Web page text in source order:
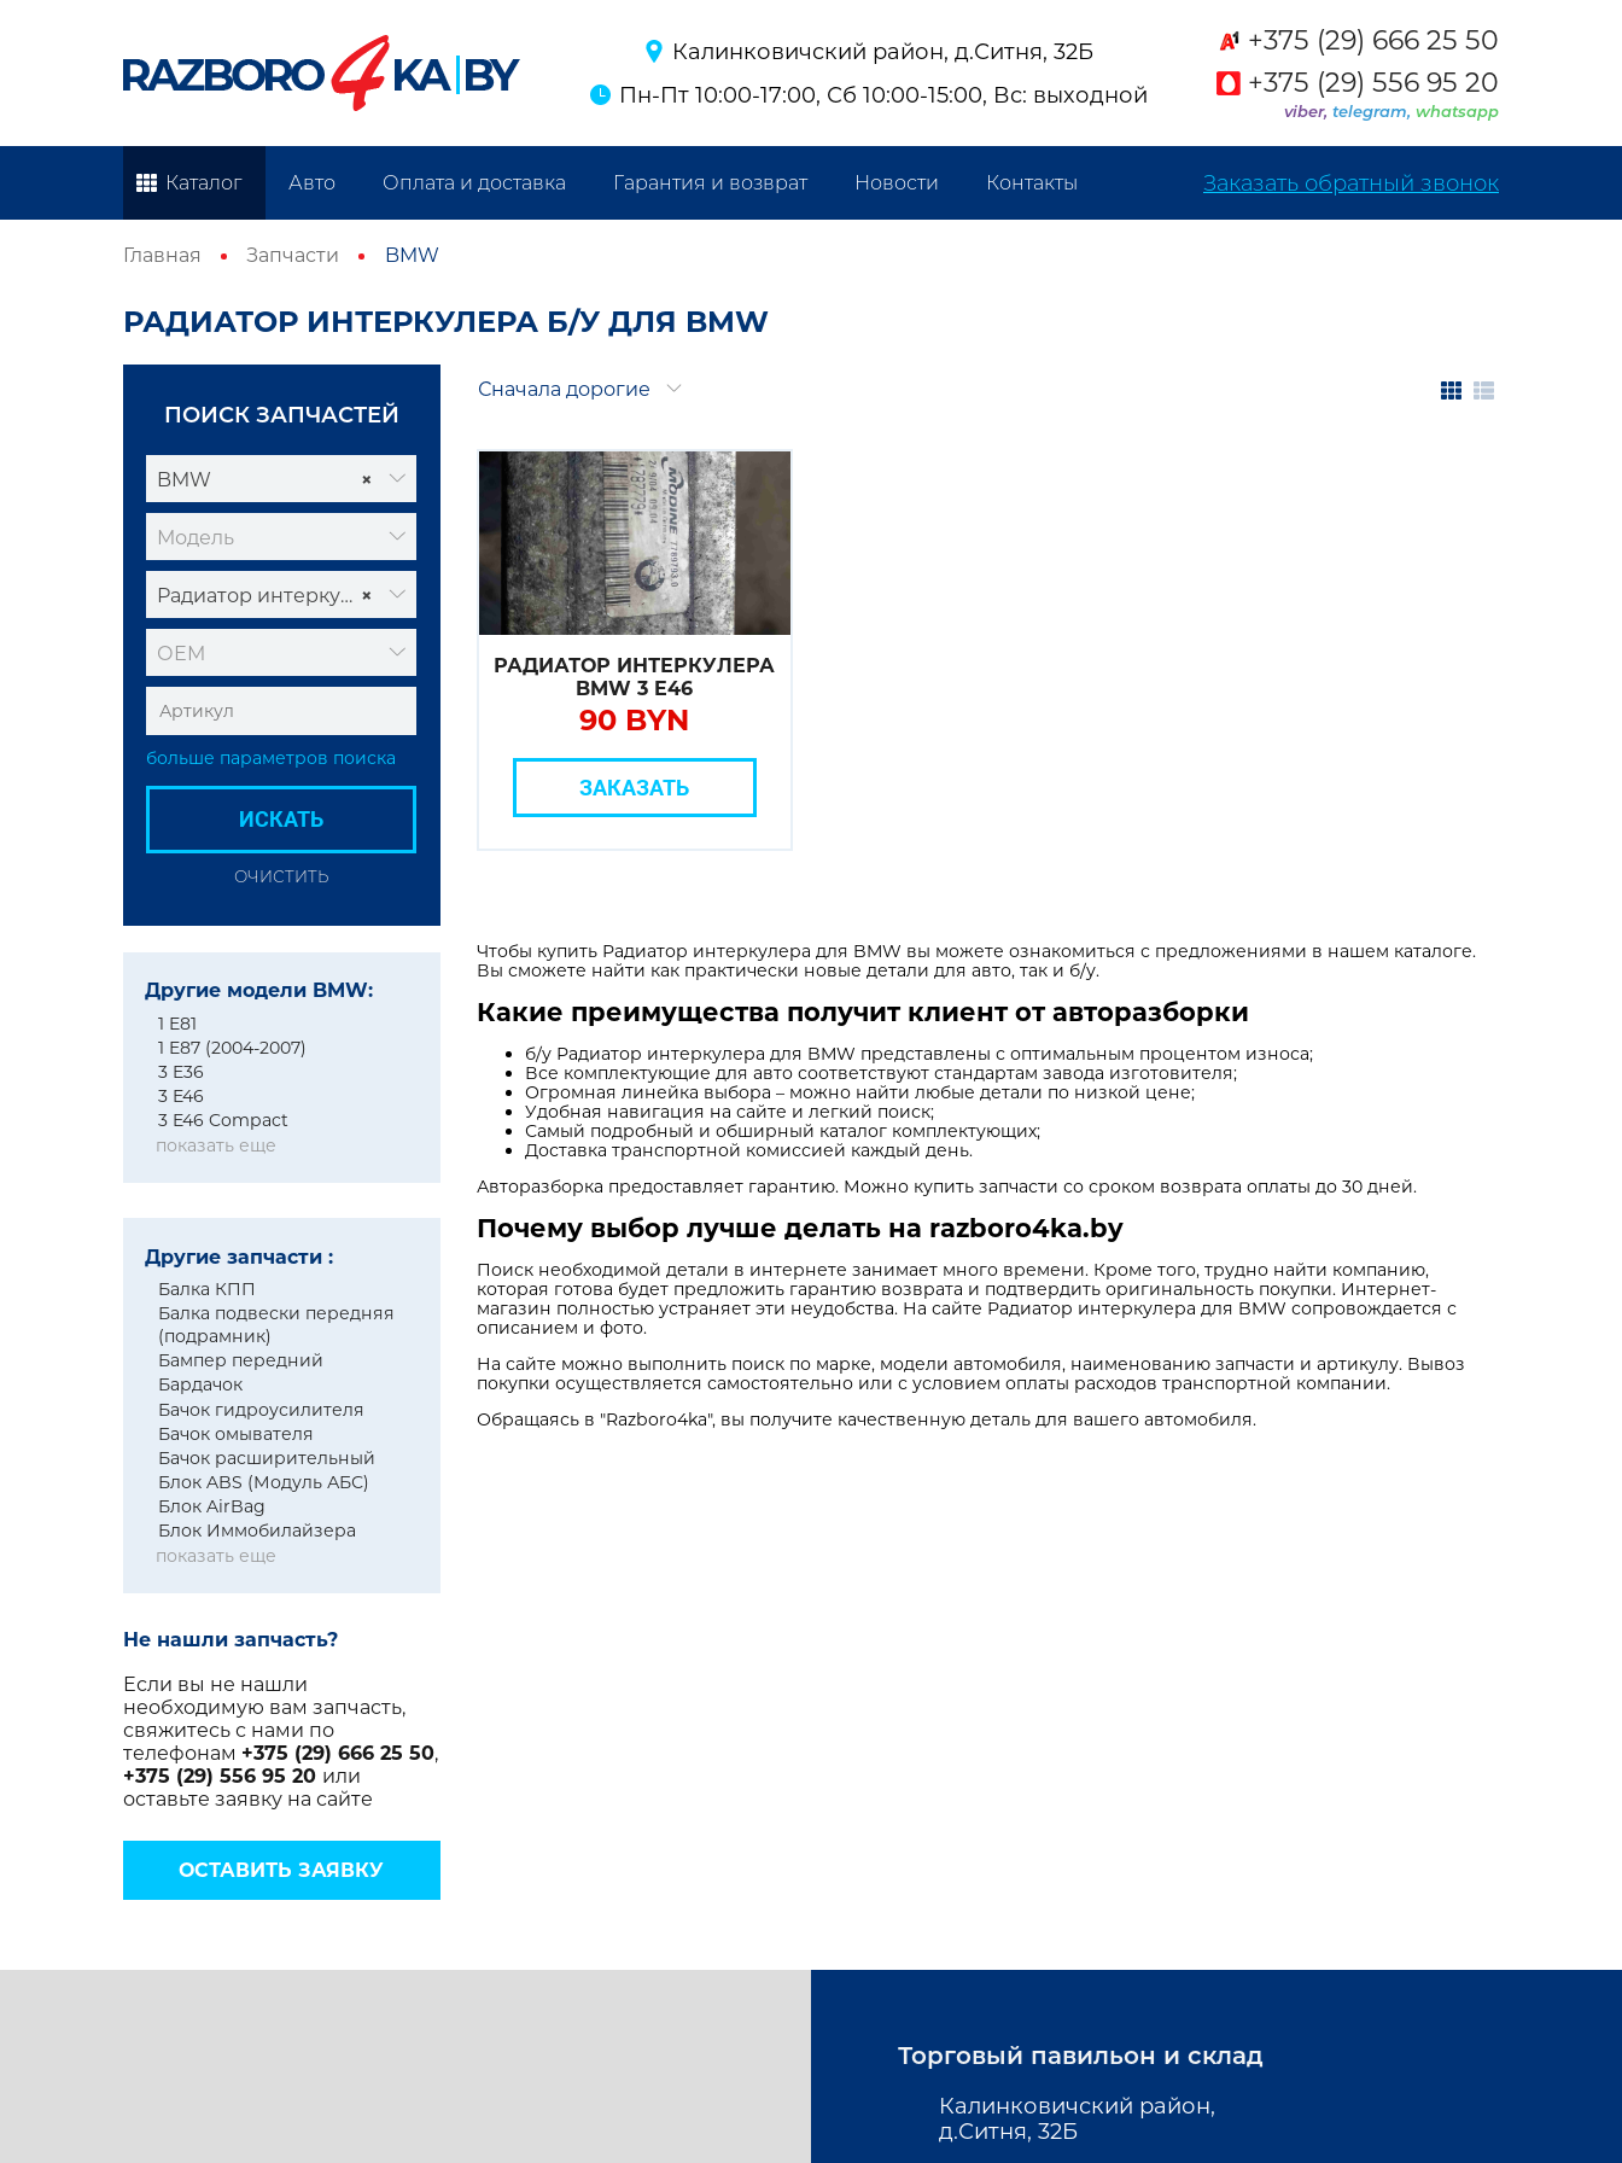
Калинковичский район, д.Ситня, 32Б
Пн-Пт 10:00-17:00, Сб 10:00-15:00, Вс: выходной
+375 (29) 666 25 50
+375 (29) 556 95 20
viber, telegram, whatsapp
Каталог Авто Оплата и доставка Гарантия и возврат Новости Контакты Заказать обратный звонок
Главная Запчасти BMW
РАДИАТОР ИНТЕРКУЛЕРА Б/У ДЛЯ BMW
ПОИСК ЗАПЧАСТЕЙ
×
BMW
Модель
×
Радиатор интеркулера
ОЕМ
больше параметров поиска
ИСКАТЬ
ОЧИСТИТЬ
Другие модели BMW:
1 E81
1 E87 (2004-2007)
3 E36
3 E46
3 E46 Compact
показать еще
Другие запчасти :
Балка КПП
Балка подвески передняя
(подрамник)
Бампер передний
Бардачок
Бачок гидроусилителя
Бачок омывателя
Бачок расширительный
Блок ABS (Модуль АБС)
Блок AirBag
Блок Иммобилайзера
показать еще
Не нашли запчасть?
Если вы не нашли
необходимую вам запчасть,
свяжитесь с нами по
телефонам +375 (29) 666 25 50,
+375 (29) 556 95 20 или
оставьте заявку на сайте
ОСТАВИТЬ ЗАЯВКУ
Сначала дорогие
РАДИАТОР ИНТЕРКУЛЕРА
BMW 3 E46
90 BYN
ЗАКАЗАТЬ
Чтобы купить Радиатор интеркулера для BMW вы можете ознакомиться с предложениями в нашем каталоге.
Вы сможете найти как практически новые детали для авто, так и б/у.
Какие преимущества получит клиент от авторазборки
б/у Радиатор интеркулера для BMW представлены с оптимальным процентом износа;
Все комплектующие для авто соответствуют стандартам завода изготовителя;
Огромная линейка выбора – можно найти любые детали по низкой цене;
Удобная навигация на сайте и легкий поиск;
Самый подробный и обширный каталог комплектующих;
Доставка транспортной комиссией каждый день.
Авторазборка предоставляет гарантию. Можно купить запчасти со сроком возврата оплаты до 30 дней.
Почему выбор лучше делать на razboro4ka.by
Поиск необходимой детали в интернете занимает много времени. Кроме того, трудно найти компанию,
которая готова будет предложить гарантию возврата и подтвердить оригинальность покупки. Интернет-
магазин полностью устраняет эти неудобства. На сайте Радиатор интеркулера для BMW сопровождается с
описанием и фото.
На сайте можно выполнить поиск по марке, модели автомобиля, наименованию запчасти и артикулу. Вывоз
покупки осуществляется самостоятельно или с условием оплаты расходов транспортной компании.
Обращаясь в "Razboro4ka", вы получите качественную деталь для вашего автомобиля.
Торговый павильон и склад
Калинковичский район,
д.Ситня, 32Б